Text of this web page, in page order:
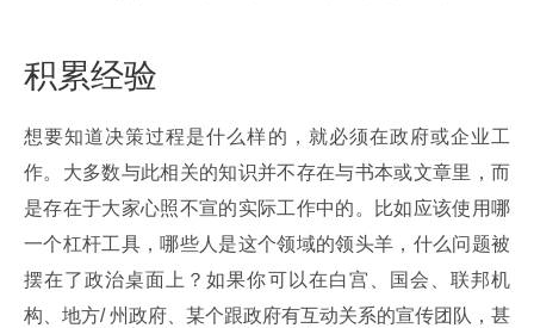
积累经验
想要知道决策过程是什么样的，就必须在政府或企业工
作。大多数与此相关的知识并不存在与书本或文章里，而
是存在于大家心照不宣的实际工作中的。比如应该使用哪
一个杠杆工具，哪些人是这个领域的领头羊，什么问题被
摆在了政治桌面上？如果你可以在白宫、国会、联邦机
构、地方/ 州政府、某个跟政府有互动关系的宣传团队，甚